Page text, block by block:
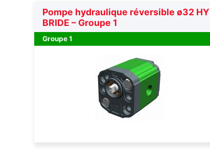
Pompe hydraulique réversible ø32 HY
BRIDE – Groupe 1
Groupe 1